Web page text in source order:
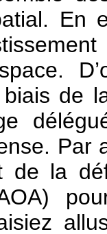
En
de
Par
de la